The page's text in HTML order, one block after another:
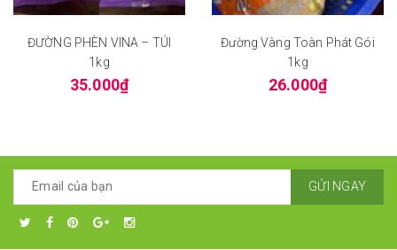
ĐƯỜNG PHÈN VINA – TÚI
1kg
35.000₫
Đường Vàng Toàn Phát Gói
1kg
26.000₫
GỬI NGAY